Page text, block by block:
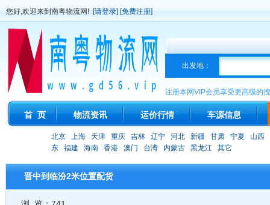
您好,欢迎来到南粤物流网! [请登录] [免费注册]
出发地：
注册本网VIP会员享受更高级的
首 页 物流资讯 运价行情 车源信息
北京 上海 天津 重庆 吉林 辽宁 河北 新疆 甘肃 宁夏
山西
东
福建 海南 香港 澳门 台湾 内蒙古 黑龙江 其它
晋中到临汾2米位置配货